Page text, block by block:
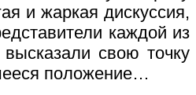
и жаркая дискуссия,
каждой из
свою точку
положение…